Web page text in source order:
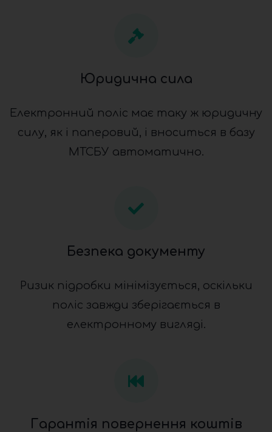
Юридична сила
Електронний поліс має таку ж юридичну
силу, як і паперовий, і вноситься в базу
МТСБУ автоматично.
Безпека документу
Ризик підробки мінімізується, оскільки
поліс завжди зберігається в
електронному вигляді.
Гарантія повернення коштів